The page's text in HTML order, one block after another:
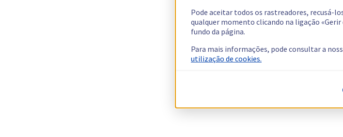
Pode aceitar todos os rastreadores, recusá-
qualquer momento clicando na ligação «Gerir
fundo da página.
Para mais informações, pode consultar a
utilização de cookies.